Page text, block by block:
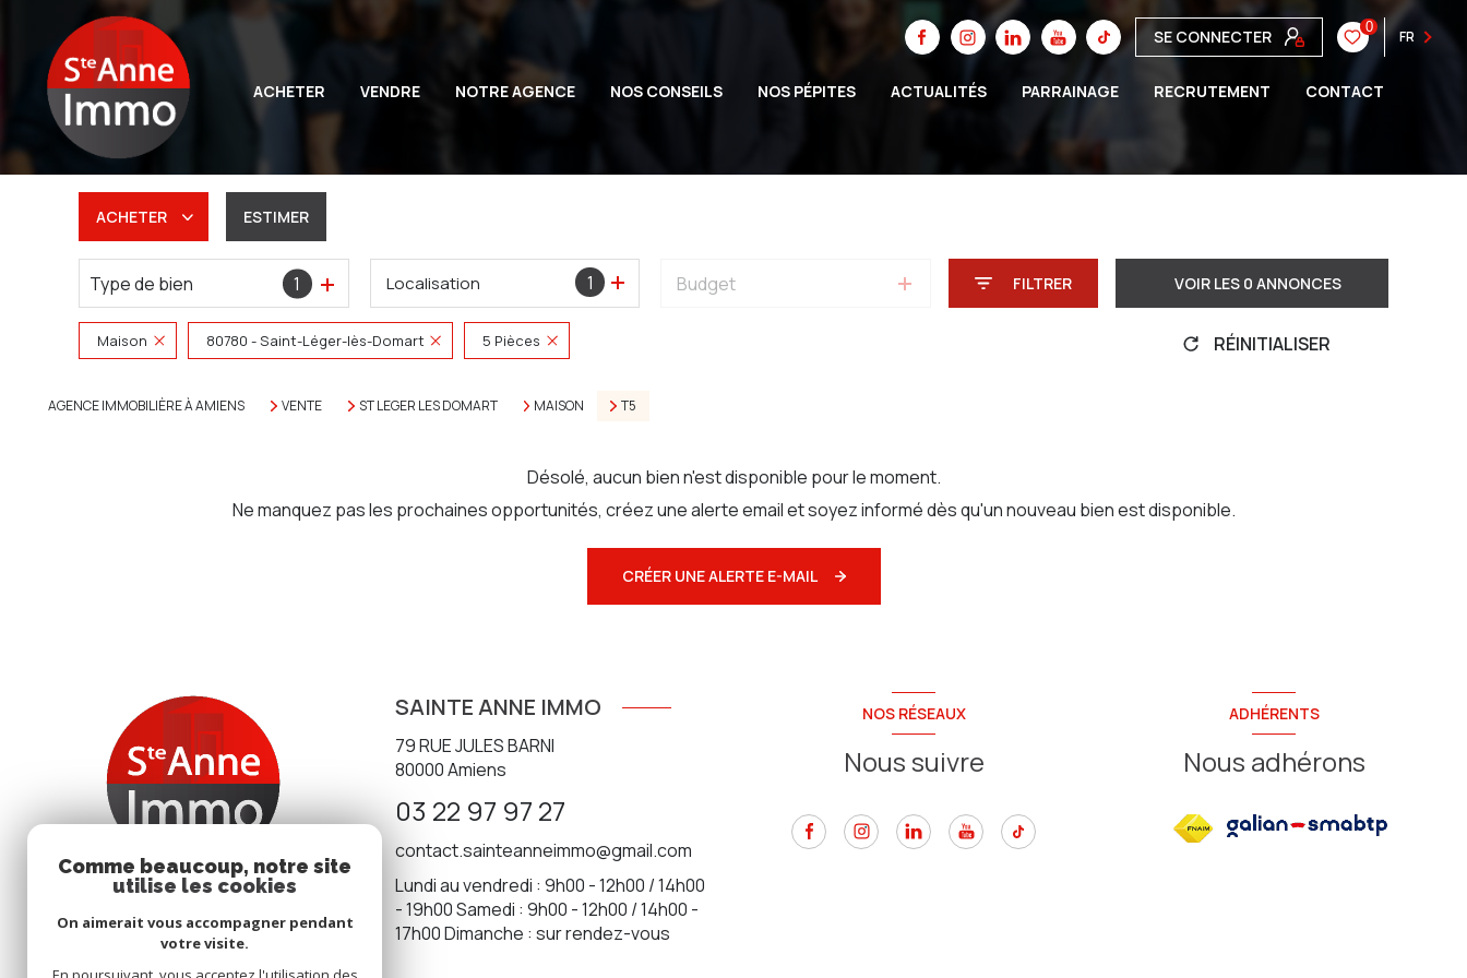
SE CONNECTER 0
FR
ACHETER VENDRE NOTRE AGENCE NOS CONSEILS NOS PÉPITES ACTUALITÉS PARRAINAGE RECRUTEMENT CONTACT
ACHETER
De l'ancien
Du neuf
De l'immo pro
ESTIMER
Type de bien 1 1
Localisation Budget FILTRER VOIR LES 0 ANNONCES
Maison 80780 - Saint-Léger-lès-Domart 5 Pièces RÉINITIALISER
AGENCE IMMOBILIÈRE À AMIENS VENTE ST LEGER LES DOMART MAISON T5
Désolé, aucun bien n'est disponible pour le moment.
Ne manquez pas les prochaines opportunités, créez une alerte email et soyez informé dès qu'un nouveau bien est disponible.
CRÉER UNE ALERTE E-MAIL
SAINTE ANNE IMMO
79 RUE JULES BARNI
80000Amiens
03 22 97 97 27
contact.sainteanneimmo@gmail.com
Lundi au vendredi : 9h00 - 12h00 / 14h00
- 19h00 Samedi : 9h00 - 12h00 / 14h00 -
17h00 Dimanche : sur rendez-vous
NOS RÉSEAUX
Nous suivre
ADHÉRENTS
Nous adhérons
Comme beaucoup, notre site
utilise les cookies
On aimerait vous accompagner pendant
votre visite.